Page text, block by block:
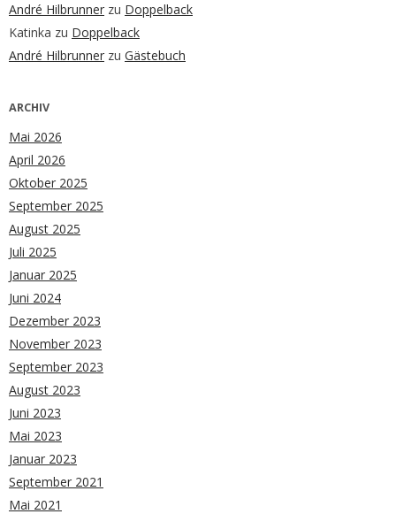
André Hilbrunner zu Doppelback
Katinka zu Doppelback
André Hilbrunner zu Gästebuch
ARCHIV
Mai 2026
April 2026
Oktober 2025
September 2025
August 2025
Juli 2025
Januar 2025
Juni 2024
Dezember 2023
November 2023
September 2023
August 2023
Juni 2023
Mai 2023
Januar 2023
September 2021
Mai 2021